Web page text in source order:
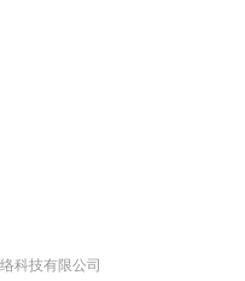
科技有限公司